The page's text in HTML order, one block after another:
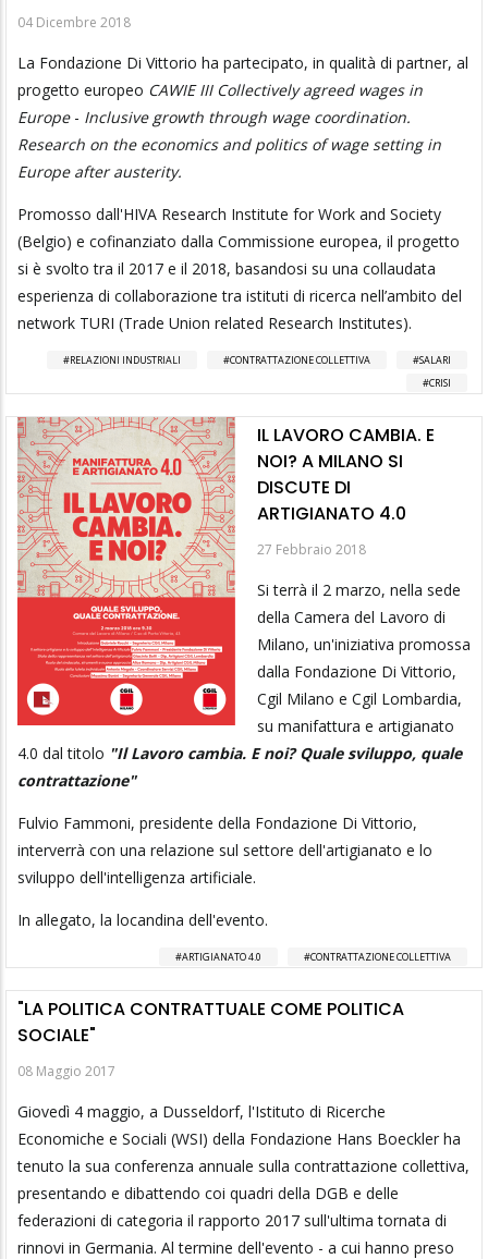
04 Dicembre 2018
La Fondazione Di Vittorio ha partecipato, in qualità di partner, al
progetto europeo CAWIE III Collectively agreed wages in
Europe- Inclusive growth through wage coordination.
Research on the economics and politics of wage setting in
Europe after austerity.
Promosso dall'HIVA Research Institute for Work and Society
(Belgio) e cofinanziato dalla Commissione europea, il progetto
si è svolto tra il 2017 e il 2018, basandosi su una collaudata
esperienza di collaborazione tra istituti di ricerca nell’ambito del
network TURI (Trade Union related Research Institutes).
RELAZIONI INDUSTRIALI CONTRATTAZIONE COLLETTIVA
SALARI
CRISI
IL LAVORO CAMBIA. E
NOI? A MILANO SI
DISCUTE DI
ARTIGIANATO 4.0
27 Febbraio 2018
Si terrà il 2 marzo, nella sede
della Camera del Lavoro di
Milano, un'iniziativa promossa
dalla Fondazione Di Vittorio,
Cgil Milano e Cgil Lombardia,
su manifattura e artigianato
4.0 dal titolo "Il Lavoro cambia. E noi? Quale sviluppo, quale
contrattazione"
Fulvio Fammoni, presidente della Fondazione Di Vittorio,
interverrà con una relazione sul settore dell'artigianato e lo
sviluppo dell'intelligenza artificiale.
In allegato, la locandina dell'evento.
ARTIGIANATO 4.0 CONTRATTAZIONE COLLETTIVA
"LA POLITICA CONTRATTUALE COME POLITICA
SOCIALE"
08 Maggio 2017
Giovedì 4 maggio, a Dusseldorf, l'Istituto di Ricerche
Economiche e Sociali (WSI) della Fondazione Hans Boeckler ha
tenuto la sua conferenza annuale sulla contrattazione collettiva,
presentando e dibattendo coi quadri della DGB e delle
federazioni di categoria il rapporto 2017 sull'ultima tornata di
rinnovi in Germania. Al termine dell'evento - a cui hanno preso